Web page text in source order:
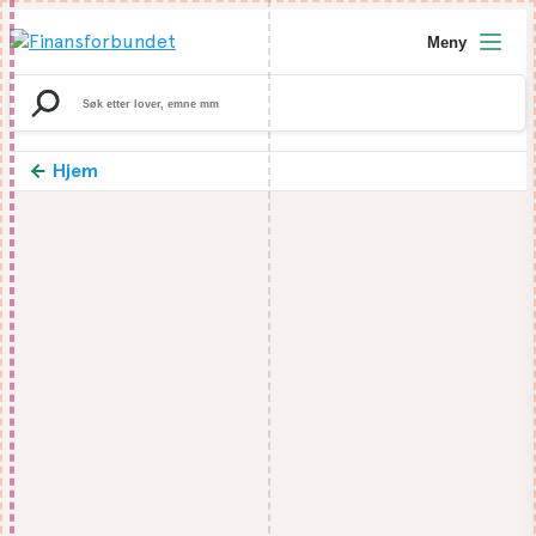
Search
for:
Meny
Hjem